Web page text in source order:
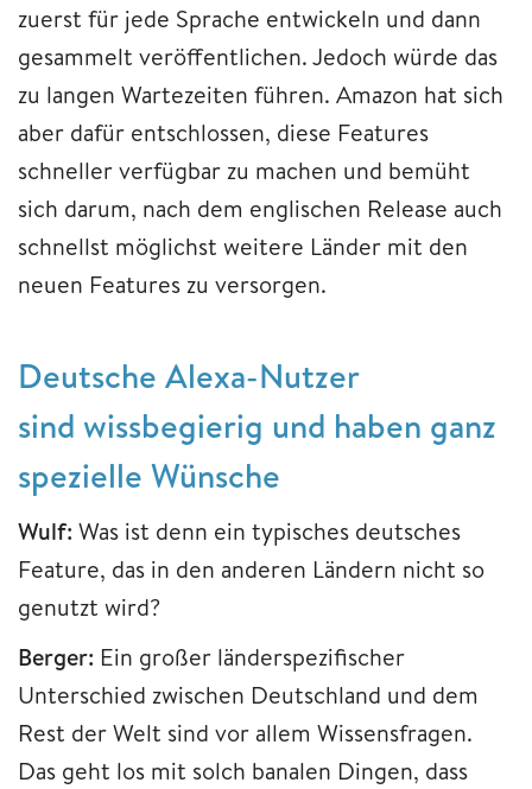
zuerst für jede Sprache entwickeln und dann
gesammelt veröffentlichen. Jedoch würde das
zu langen Wartezeiten führen. Amazon hat sich
aber dafür entschlossen, diese Features
schneller verfügbar zu machen und bemüht
sich darum, nach dem englischen Release auch
schnellst möglichst weitere Länder mit den
neuen Features zu versorgen.
Deutsche Alexa-Nutzer
sind wissbegierig und haben ganz
spezielle Wünsche
Wulf: Was ist denn ein typisches deutsches
Feature, das in den anderen Ländern nicht so
genutzt wird?
Berger: Ein großer länderspezifischer
Unterschied zwischen Deutschland und dem
Rest der Welt sind vor allem Wissensfragen.
Das geht los mit solch banalen Dingen, dass